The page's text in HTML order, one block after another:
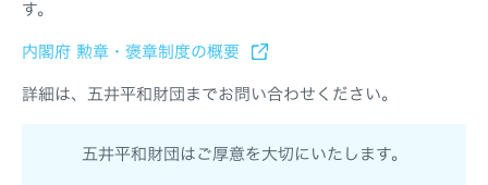
す。
内閣府 勲章・褒章制度の概要
詳細は、五井平和財団までお問い合わせください。
五井平和財団はご厚意を大切にいたします。